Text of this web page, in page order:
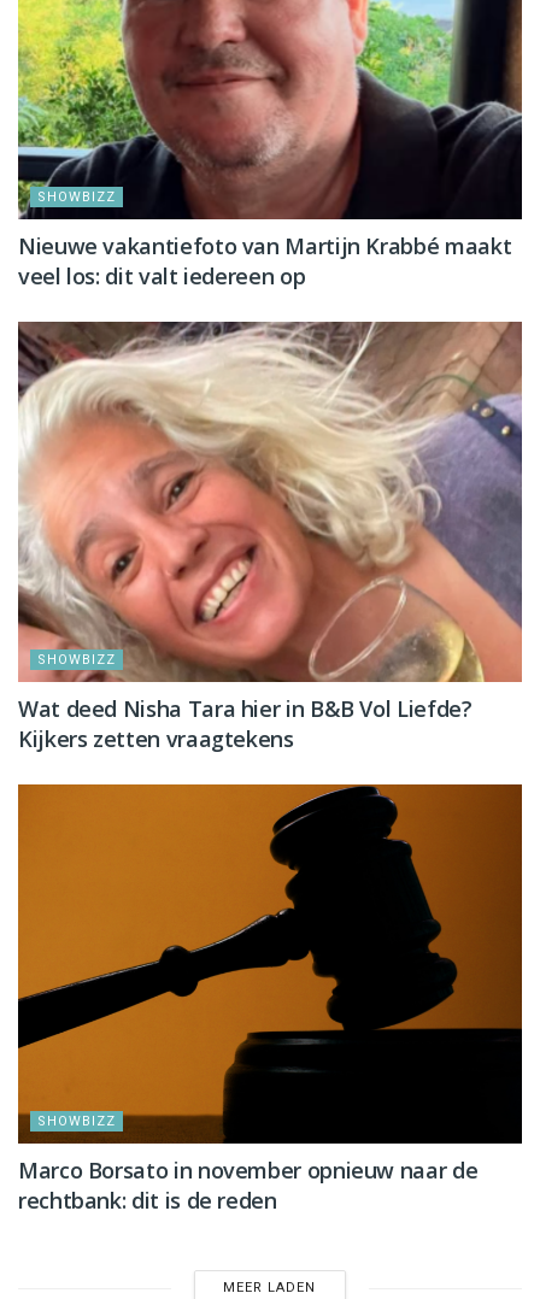
SHOWBIZZ
Nieuwe vakantiefoto van Martijn Krabbé maakt
veel los: dit valt iedereen op
SHOWBIZZ
Wat deed Nisha Tara hier in B&B Vol Liefde?
Kijkers zetten vraagtekens
SHOWBIZZ
Marco Borsato in november opnieuw naar de
rechtbank: dit is de reden
MEER LADEN